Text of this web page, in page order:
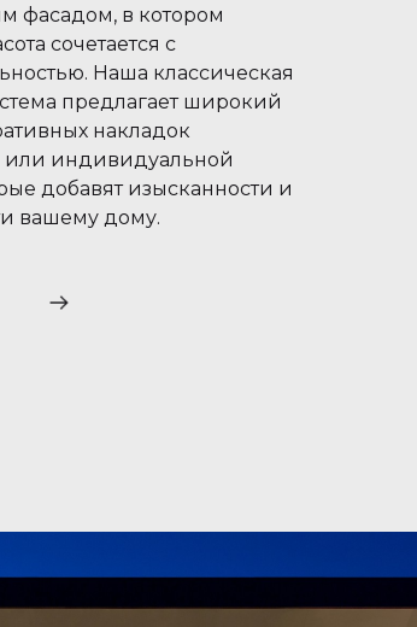
фасадом, в котором
сочетается с
Наша классическая
предлагает широкий
накладок
или индивидуальной
добавят изысканности и
вашему дому.